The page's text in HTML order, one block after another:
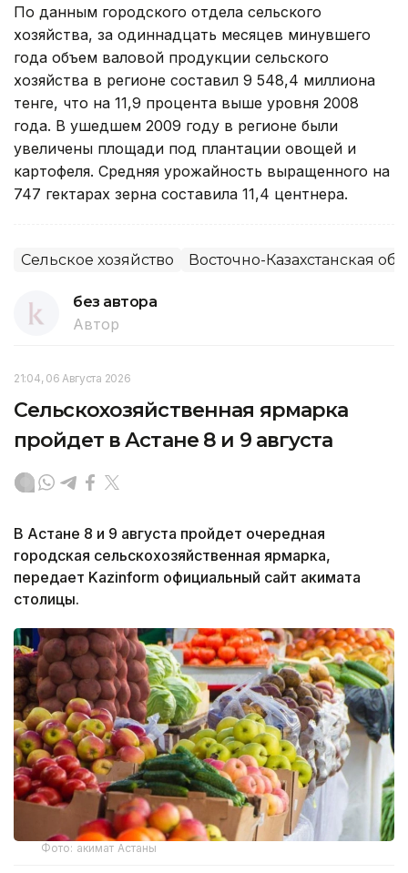
По данным городского отдела сельского
хозяйства, за одиннадцать месяцев минувшего
года объем валовой продукции сельского
хозяйства в регионе составил 9 548,4 миллиона
тенге, что на 11,9 процента выше уровня 2008
года. В ушедшем 2009 году в регионе были
увеличены площади под плантации овощей и
картофеля. Средняя урожайность выращенного на
747 гектарах зерна составила 11,4 центнера.
Сельское хозяйство Восточно-Казахстанская
без автора
Автор
21:04, 06 Августа 2026
Сельскохозяйственная ярмарка
пройдет в Астане 8 и 9 августа
В Астане 8 и 9 августа пройдет очередная
городская сельскохозяйственная ярмарка,
передает Kazinform официальный сайт акимата
столицы.
Фото: акимат Астаны